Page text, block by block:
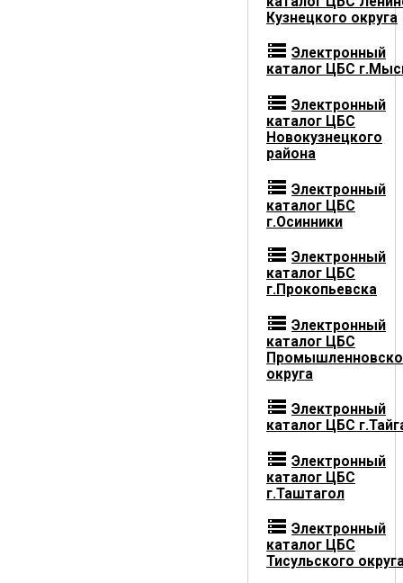
Кузнецкого округа
storage Электронный
каталог ЦБС
storage Электронный
каталог ЦБС
Новокузнецкого
района
storage Электронный
каталог ЦБС
г.Осинники
storage Электронный
каталог ЦБС
г.Прокопьевска
storage Электронный
каталог ЦБС
округа
storage Электронный
каталог ЦБС
storage Электронный
каталог ЦБС
г.Таштагол
storage Электронный
каталог ЦБС
Тисульского